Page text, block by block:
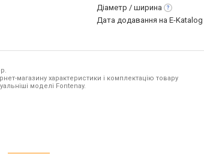
Діаметр / ширина
Дата додавання на E-Katalog
магазину характеристики і комплектацію товару
моделі Fontenay.